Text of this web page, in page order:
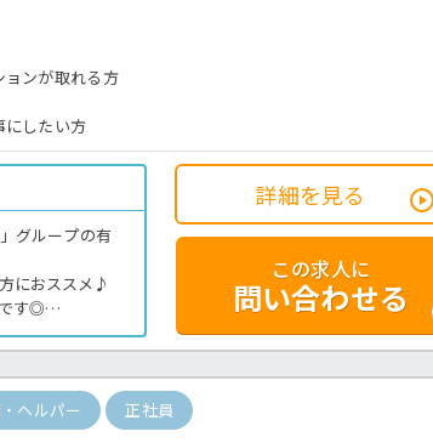
ョンが取れる方
にしたい方
グループの有
におススメ♪
す◎
もうれしいポ
詳細を見る
この求人に
問い合わせる
ヘルパー 正社員